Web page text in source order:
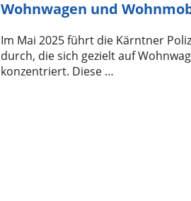
Wohnwagen und
Im Mai 2025 führt die Kärntner
durch, die sich gezielt auf
konzentriert. Diese …